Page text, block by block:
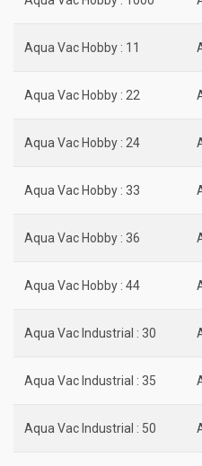
Aqua Vac Hobby : 11
Aqua Vac Hobby : 22
Aqua Vac Hobby : 24
Aqua Vac Hobby : 33
Aqua Vac Hobby : 36
Aqua Vac Hobby : 44
Aqua Vac Industrial : 30
Aqua Vac Industrial : 35
Aqua Vac Industrial : 50